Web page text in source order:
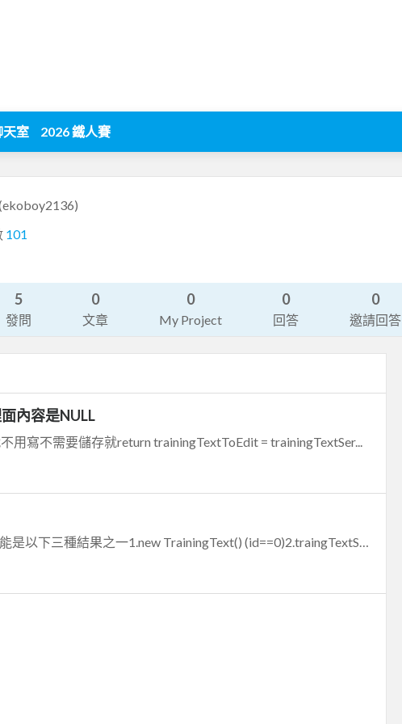
天室 2026 鐵人賽
101
5
發問
0
文章
0
My Project
0
回答
0
邀請回答
內容是NULL
用寫不需要儲存就return trainingTextToEdit = trainingTextSer...